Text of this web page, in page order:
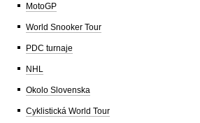
MotoGP
World Snooker Tour
PDC turnaje
NHL
Okolo Slovenska
Cyklistická World Tour